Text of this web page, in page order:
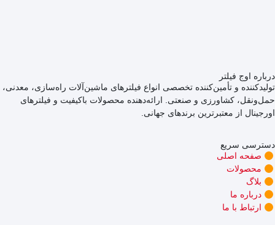
درباره اوج فیلتر
تولیدکننده و تأمین‌کننده تخصصی انواع فیلترهای ماشین‌آلات راه‌سازی، معدنی،
حمل‌ونقل، کشاورزی و صنعتی. ارائه‌دهنده محصولات باکیفیت و فیلترهای
اورجینال از معتبرترین برندهای جهانی.
دسترسی سریع
صفحه اصلی
محصولات
بلاگ
درباره ما
ارتباط با ما